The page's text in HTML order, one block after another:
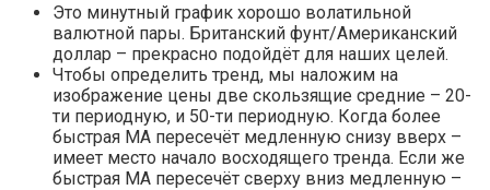
Это минутный график хорошо волатильной
валютной пары. Британский фунт/Американский
доллар – прекрасно подойдёт для наших целей.
Чтобы определить тренд, мы наложим на
изображение цены две скользящие средние – 20-
ти периодную, и 50-ти периодную. Когда более
быстрая МА пересечёт медленную снизу вверх –
имеет место начало восходящего тренда. Если же
быстрая МА пересечёт сверху вниз медленную –